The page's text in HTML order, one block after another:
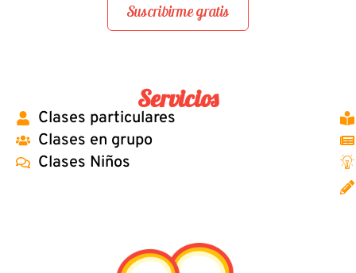
Suscribirme gratis
Servicios
Clases particulares
Clases en grupo
Clases Niños